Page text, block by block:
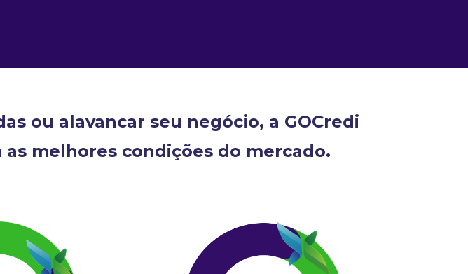
ou alavancar seu negócio, a GOCredi
melhores condições do mercado.